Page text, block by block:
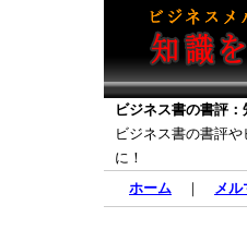
ビジネス書の書評
ビジネス書の書評
に！
ホーム ｜ メル